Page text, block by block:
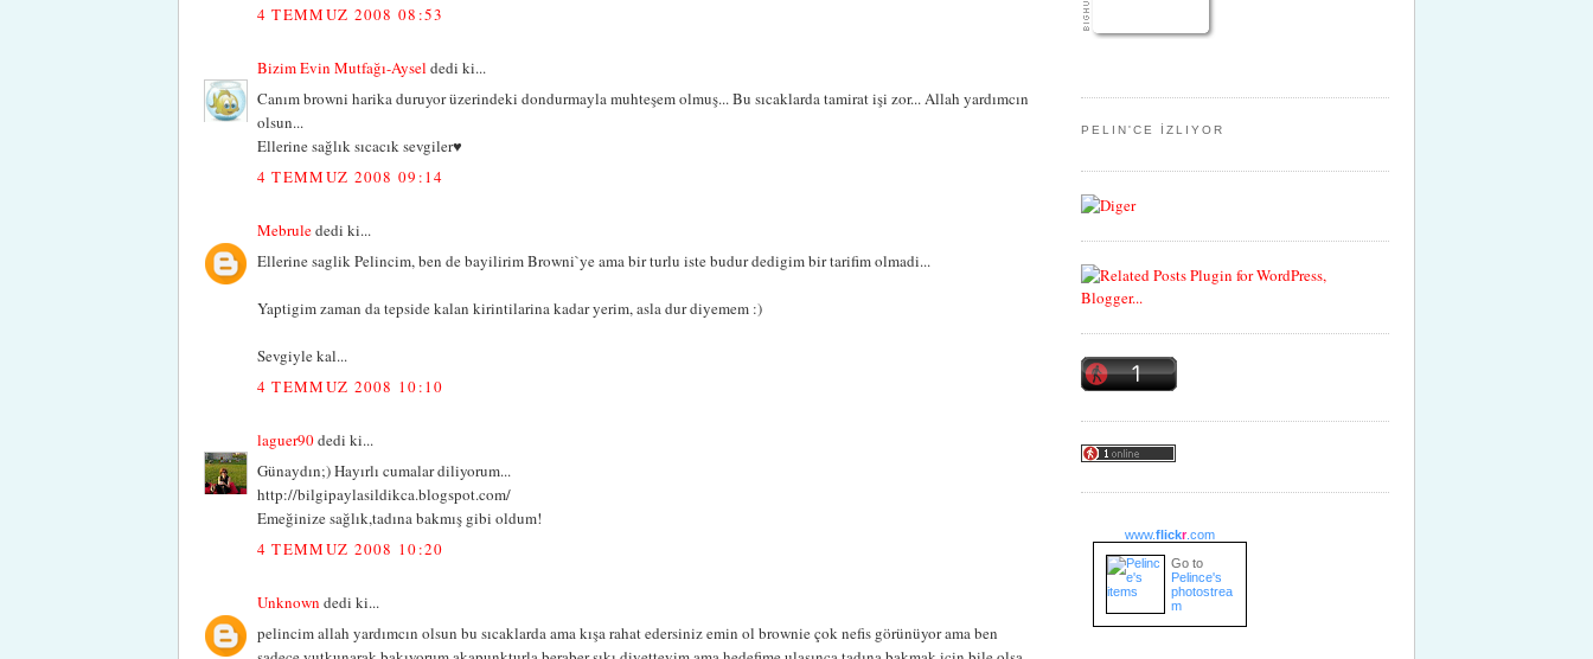
4 TEMMUZ 2008 08:53
Bizim Evin Mutfağı-Aysel dedi ki...
Canım browni harika duruyor üzerindeki dondurmayla muhteşem olmuş... Bu sıcaklarda tamirat işi zor... Allah yardımcın
olsun...
Ellerine sağlık sıcacık sevgiler♥
4 TEMMUZ 2008 09:14
Mebrulededi ki...
Ellerine saglik Pelincim, ben de bayilirim Browni`ye ama bir turlu iste budur dedigim bir tarifim olmadi...
Yaptigim zaman da tepside kalan kirintilarina kadar yerim, asla dur diyemem :)
Sevgiyle kal...
4 TEMMUZ 2008 10:10
laguer90dedi ki...
Günaydın;) Hayırlı cumalar diliyorum...
http://bilgipaylasildikca.blogspot.com/
Emeğinize sağlık,tadına bakmış gibi oldum!
4 TEMMUZ 2008 10:20
Unknown dedi ki...
pelincim allah yardımcın olsun bu sıcaklarda ama kışa rahat edersiniz emin ol brownie çok nefis görünüyor ama ben
PELIN'CE İZLIYOR
www.flickr.com
Go to
Pelince's
photostrea
m